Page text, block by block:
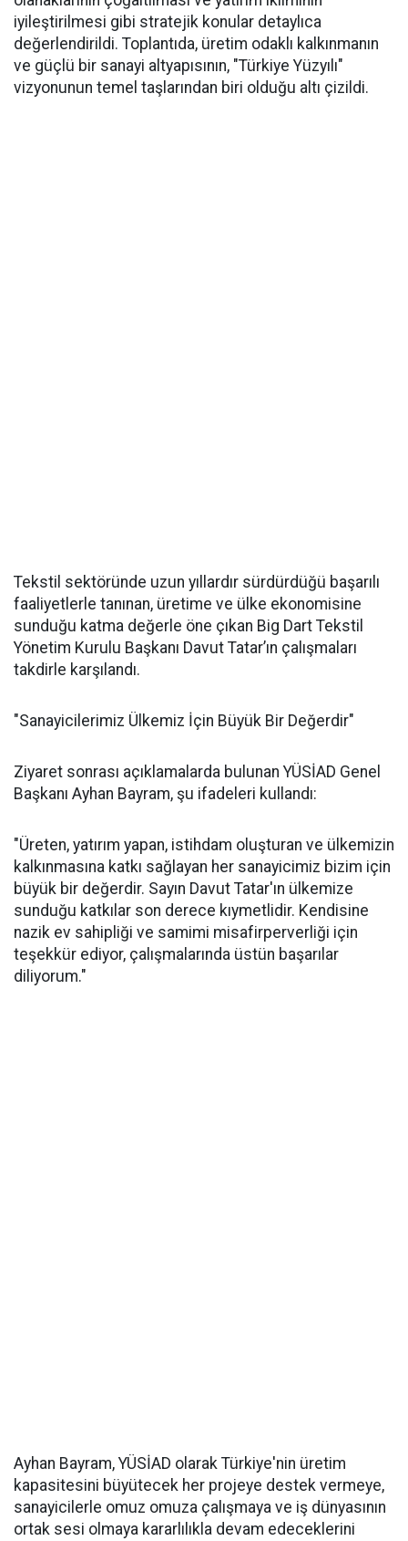
iyileştirilmesi gibi stratejik konular detaylıca
değerlendirildi. Toplantıda, üretim odaklı kalkınmanın
ve güçlü bir sanayi altyapısının, "Türkiye Yüzyılı"
vizyonunun temel taşlarından biri olduğu altı çizildi.
Tekstil sektöründe uzun yıllardır sürdürdüğü başarılı
faaliyetlerle tanınan, üretime ve ülke ekonomisine
sunduğu katma değerle öne çıkan Big Dart Tekstil
Yönetim Kurulu Başkanı Davut Tatar’ın çalışmaları
takdirle karşılandı.
"Sanayicilerimiz Ülkemiz İçin Büyük Bir Değerdir"
Ziyaret sonrası açıklamalarda bulunan YÜSİAD Genel
Başkanı Ayhan Bayram, şu ifadeleri kullandı:
"Üreten, yatırım yapan, istihdam oluşturan ve ülkemizin
kalkınmasına katkı sağlayan her sanayicimiz bizim için
büyük bir değerdir. Sayın Davut Tatar'ın ülkemize
sunduğu katkılar son derece kıymetlidir. Kendisine
nazik ev sahipliği ve samimi misafirperverliği için
teşekkür ediyor, çalışmalarında üstün başarılar
diliyorum."
Ayhan Bayram, YÜSİAD olarak Türkiye'nin üretim
kapasitesini büyütecek her projeye destek vermeye,
sanayicilerle omuz omuza çalışmaya ve iş dünyasının
ortak sesi olmaya kararlılıkla devam edeceklerini